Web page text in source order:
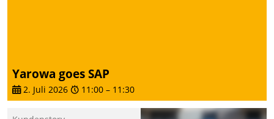
den Weg vom
Mieteranliegen zum
Yarowa goes SAP
2. Juli 2026 11:00 – 11:30